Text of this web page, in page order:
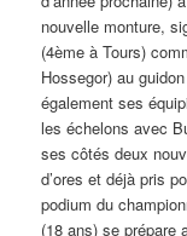
nouvelle monture,
(4ème à Tours)
Hossegor) au
également ses
les échelons avec
ses côtés deux
d’ores et déjà pris
podium du
(18 ans) se prépare